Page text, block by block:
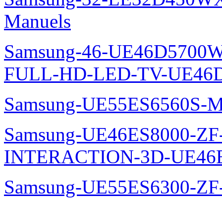
Manuels
Samsung-46-
FULL-HD-LED-TV-
Samsung-UE55ES6560S-
Samsung-UE46ES8000-
INTERACTION-3D-
Samsung-UE55ES6300-